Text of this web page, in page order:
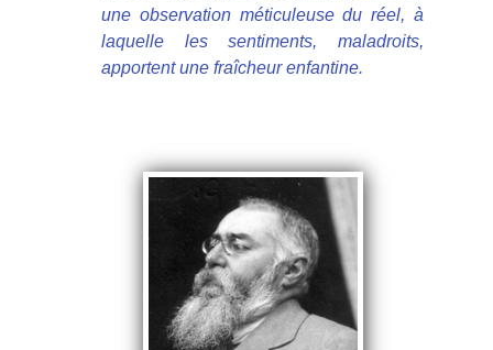
une observation méticuleuse du réel, à
laquelle les sentiments, maladroits,
apportent une fraîcheur enfantine.